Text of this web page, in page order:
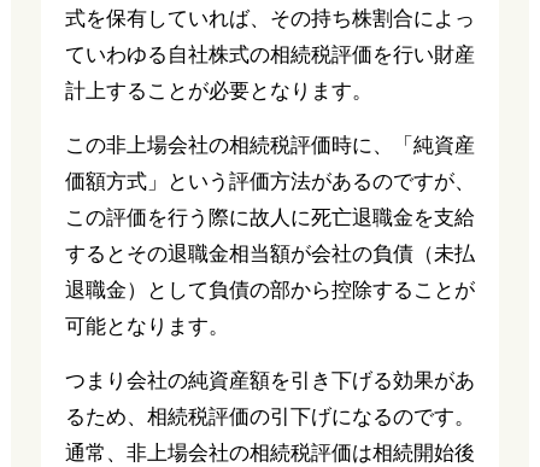
式を保有していれば、その持ち株割合によっ
ていわゆる自社株式の相続税評価を行い財産
計上することが必要となります。
この非上場会社の相続税評価時に、「純資産
価額方式」という評価方法があるのですが、
この評価を行う際に故人に死亡退職金を支給
するとその退職金相当額が会社の負債（未払
退職金）として負債の部から控除することが
可能となります。
つまり会社の純資産額を引き下げる効果があ
るため、相続税評価の引下げになるのです。
通常、非上場会社の相続税評価は相続開始後